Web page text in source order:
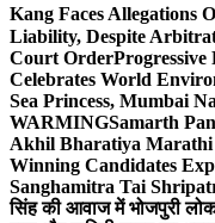
Kang Faces Allegations
Liability, Despite
Court Order
Celebrates World
Sea Princess, Mumbai
WARMINGSamarth
Akhil Bharatiya Marathi
Winning Candidates
Sanghamitra Tai
सिंह की आवाज में भोजपुरी